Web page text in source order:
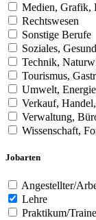
Medien, Grafik,
Rechtswesen
Sonstige Berufe
Soziales,
Technik,
Tourismus,
Umwelt,
Verkauf,
Verwaltung,
Wissenschaft,
Jobarten
Angestellter/
Lehre
Praktikum/